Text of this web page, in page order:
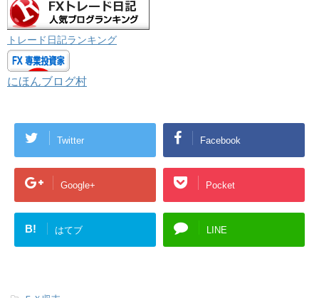
トレード日記ランキング
にほんブログ村
Twitter Facebook
Google+ Pocket
B! はてブ LINE